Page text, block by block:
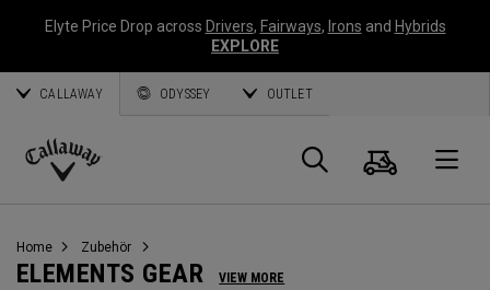
Elyte Price Drop across Drivers, Fairways, Irons and Hybrids
EXPLORE
CALLAWAY ODYSSEY OUTLET
Callaway
Suche
Home Zubehör
ELEMENTS GEAR VIEW MORE